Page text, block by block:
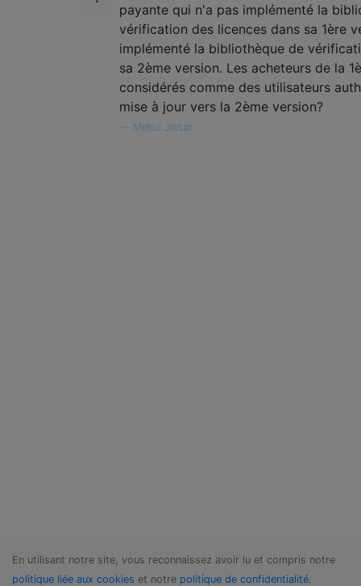
payante qui n'a pas implémenté la
vérification des licences dans sa 1ère
implémenté la bibliothèque de
sa 2ème version. Les acheteurs de la
considérés comme des utilisateurs
mise à jour vers la 2ème version?
Mehul Joisar
En utilisant notre site, vous reconnaissez avoir lu et compris notre
politique liée aux cookies et notre politique de confidentialité.